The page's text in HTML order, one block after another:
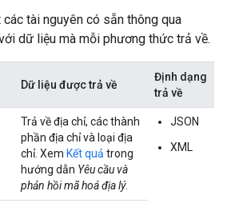
tài nguyên có sẵn thông qua
dữ liệu mà mỗi phương thức trả về.
Dữ liệu được trả về
Định dạng
trả về
Trả về địa chỉ, các thành
phần địa chỉ và loại địa
chỉ. Xem Kết quả trong
hướng dẫn Yêu cầu và
phản hồi mã hoá địa lý.
JSON
XML